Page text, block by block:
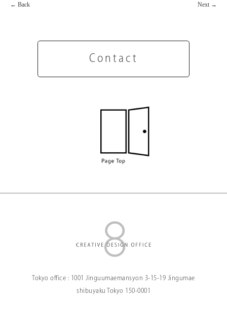
← Back Next →
Contact
Tokyo office : 1001 Jinguumaemansyon 3-15-19 Jingumae
shibuyaku Tokyo 150-0001